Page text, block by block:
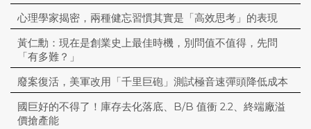
心理學家揭密，兩種健忘習慣其實是「高效思考」的表現
黃仁勳：現在是創業史上最佳時機，別問值不值得，先問
「有多難？」
廢案復活，美軍改用「千里巨砲」測試極音速彈頭降低成本
國巨好的不得了！庫存去化落底、B/B 值衝 2.2、終端廠溢
價搶產能